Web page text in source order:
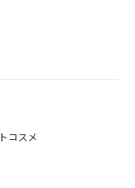
コスメ